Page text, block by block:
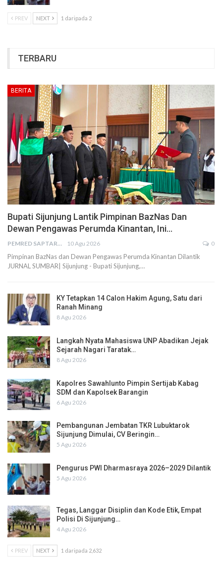
PREV NEXT 1 daripada 2
TERBARU
BERITA
Bupati Sijunjung Lantik Pimpinan BazNas Dan
Dewan Pengawas Perumda Kinantan, Ini…
PEMRED SAPTARIUS 10 Agu 2026 0
Pimpinan BazNas dan Dewan Pengawas Perumda Kinantan Dilantik
JURNAL SUMBAR| Sijunjung - Bupati Sijunjung,…
KY Tetapkan 14 Calon Hakim Agung, Satu dari
Ranah Minang
8 Agu 2026
Langkah Nyata Mahasiswa UNP Abadikan Jejak
Sejarah Nagari Taratak…
8 Agu 2026
Kapolres Sawahlunto Pimpin Sertijab Kabag
SDM dan Kapolsek Barangin
6 Agu 2026
Pembangunan Jembatan TKR Lubuktarok
Sijunjung Dimulai, CV Beringin…
5 Agu 2026
Pengurus PWI Dharmasraya 2026–2029 Dilantik
5 Agu 2026
Tegas, Langgar Disiplin dan Kode Etik, Empat
Polisi Di Sijunjung…
4 Agu 2026
PREV NEXT 1 daripada 2,632